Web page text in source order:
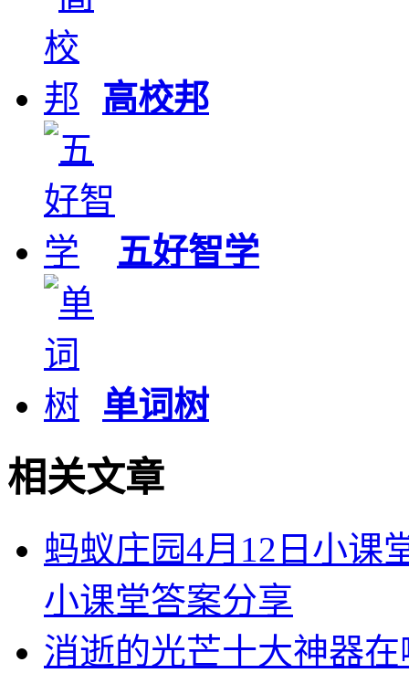
高校邦
五好智学
单词树
相关文章
蚂蚁庄园4月12日小课
小课堂答案分享
消逝的光芒十大神器